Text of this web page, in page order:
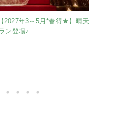
月以降〜早得★】お早めのご
準備が叶うプランをご用意！